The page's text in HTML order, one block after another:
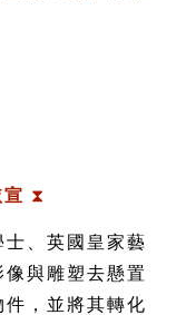
⧗
、英國皇家藝
與雕塑去懸置
，並將其轉化